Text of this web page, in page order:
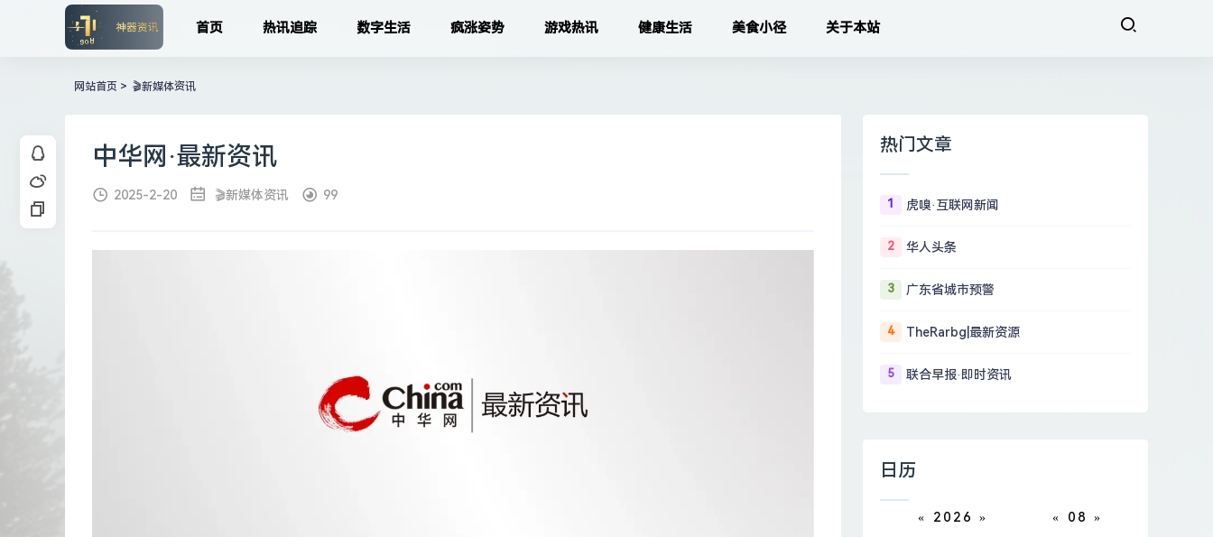
首页 热讯追踪 数字生活 疯涨姿势 游戏热讯 健康生活 美食小径 关于本站
网站首页 > 🎬新媒体资讯
中华网·最新资讯
2025-2-20 🎬新媒体资讯 99
热门文章
1 虎嗅·互联网新闻
2 华人头条
3 广东省城市预警
4 TheRarbg|最新资源
5 联合早报·即时资讯
日历
« 2026 » « 08 »